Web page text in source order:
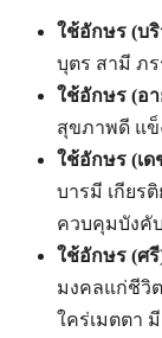
ใช้อักษร (บ
บุตร สามี ภ
ใช้อักษร (อ
สุขภาพดี แข็
ใช้อักษร (เ
บารมี เกียร
ควบคุมบังคั
ใช้อักษร (ศรี
มงคลแก่ชีวิ
ใคร่เมตตา